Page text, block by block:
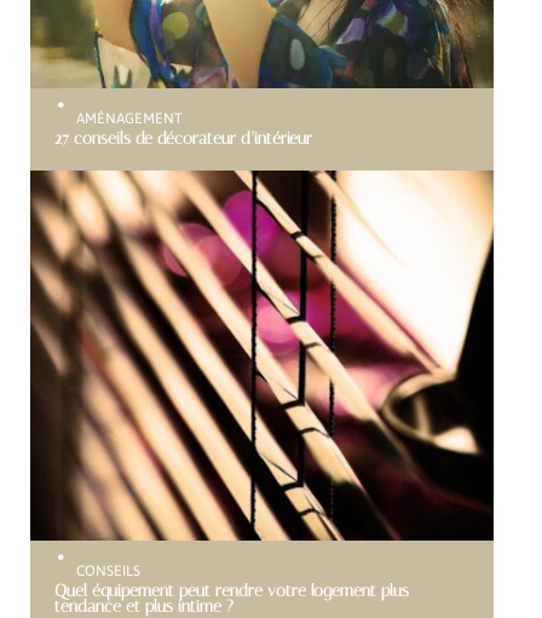
AMÉNAGEMENT
27 conseils de décorateur d’intérieur
CONSEILS
Quel équipement peut rendre votre logement plus
tendance et plus intime ?